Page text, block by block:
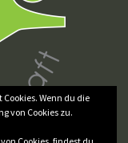
Wenn du die
von Cookies zu.